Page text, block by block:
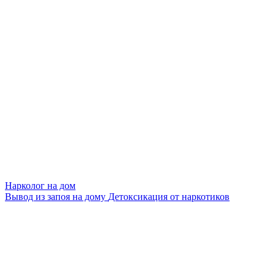
Нарколог на дом
Вывод из запоя на дому Детоксикация от наркотиков